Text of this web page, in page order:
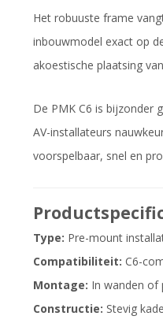
Het robuuste frame
inbouwmodel exact op
akoestische plaatsing
De PMK C6 is bijzonder
AV-installateurs
voorspelbaar, snel en
Type: Pre-mount
Compatibiliteit: C6-
Montage: In wanden of
Constructie: Stevig